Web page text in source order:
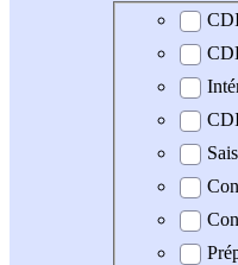
Type de